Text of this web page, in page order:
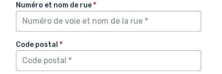
Numéro et nom de rue*
Code postal *